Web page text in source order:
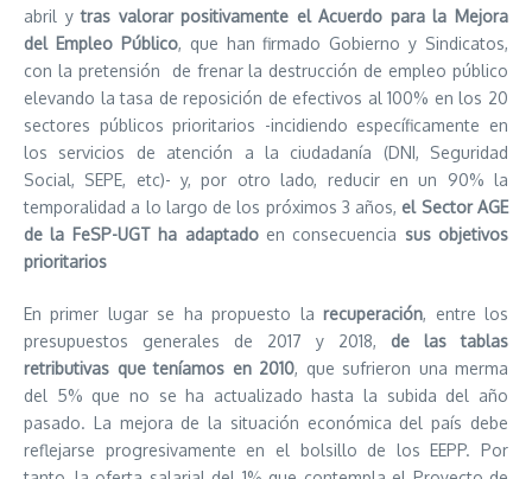
abril ytras valorar positivamente el Acuerdo para la Mejora
del Empleo Público, que han firmado Gobierno y Sindicatos,
con la pretensión de frenar la destrucción de empleo público
elevando la tasa de reposición de efectivos al 100% en los 20
sectores públicos prioritarios -incidiendo específicamente en
los servicios de atención a la ciudadanía (DNI, Seguridad
Social, SEPE, etc)- y, por otro lado, reducir en un 90% la
temporalidad a lo largo de los próximos 3 años, el Sector AGE
de la FeSP-UGT ha adaptado en consecuencia sus objetivos
prioritarios
En primer lugar se ha propuesto larecuperación, entre los
presupuestos generales de 2017 y 2018, de las
tablas
retributivas que teníamos en 2010, que sufrieron una merma
del 5% que no se ha actualizado hasta la subida del año
pasado. La mejora de la situación económica del país debe
reflejarse progresivamente en el bolsillo de los EEPP. Por